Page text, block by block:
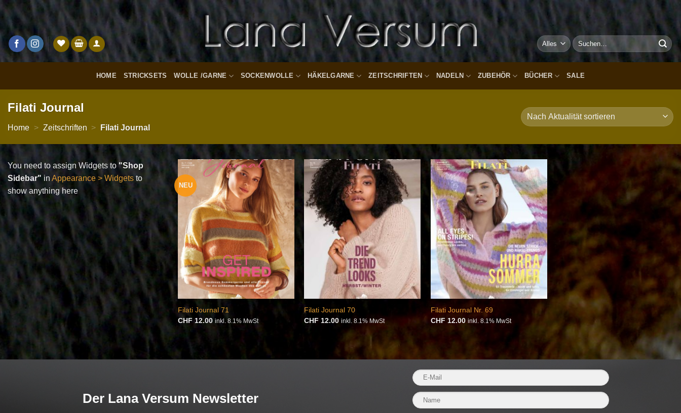
Inhalt
springen
Suchen
nach:
HOME STRICKSETS WOLLE /GARNE SOCKENWOLLE HÄKELGARNE ZEITSCHRIFTEN NADELN ZUBEHÖR BÜCHER SALE
Filati Journal
Home > Zeitschriften > Filati Journal
You need to assign Widgets to"Shop
Sidebar" in Appearance > Widgetsto
show anything here
NEU
Auf die
Wunschliste
Filati Journal 71
CHF 12.00 inkl. 8.1% MwSt
Auf die
Wunschliste
Filati Journal 70
CHF 12.00 inkl. 8.1% MwSt
Auf die
Wunschliste
Filati Journal Nr. 69
CHF 12.00 inkl. 8.1% MwSt
Der Lana Versum Newsletter